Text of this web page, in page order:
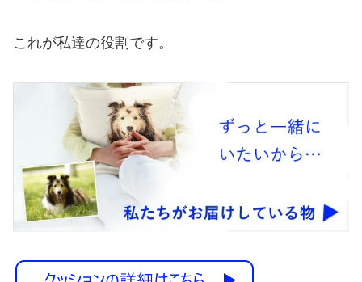
これが私達の役割です。